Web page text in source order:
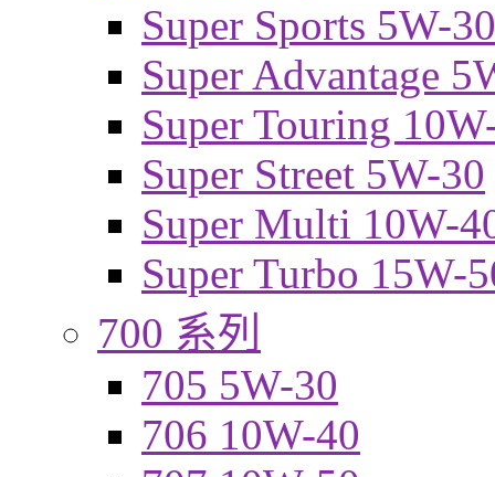
Super Sports 5W-30
Super Advantage
Super Touring
Super Street 5W-30
Super Multi 10W-
Super Turbo 15W-
700 系列
705 5W-30
706 10W-40